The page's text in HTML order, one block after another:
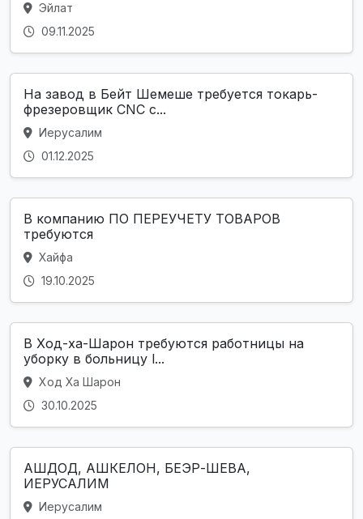
Эйлат
09.11.2025
На завод в Бейт Шемеше требуется токарь-
фрезеровщик CNC с...
Иерусалим
01.12.2025
В компанию ПО ПЕРЕУЧЕТУ ТОВАРОВ
требуются
Хайфа
19.10.2025
В Ход-ха-Шарон требуются работницы на
уборку в больницу l...
Ход Ха Шарон
30.10.2025
АШДОД, АШКЕЛОН, БЕЭР-ШЕВА,
ИЕРУСАЛИМ
Иерусалим